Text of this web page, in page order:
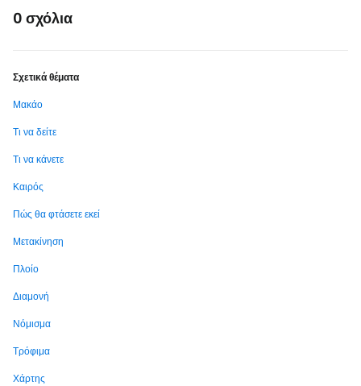
0 σχόλια
Σχετικά θέματα
Μακάο
Τι να δείτε
Τι να κάνετε
Καιρός
Πώς θα φτάσετε εκεί
Μετακίνηση
Πλοίο
Διαμονή
Νόμισμα
Τρόφιμα
Χάρτης